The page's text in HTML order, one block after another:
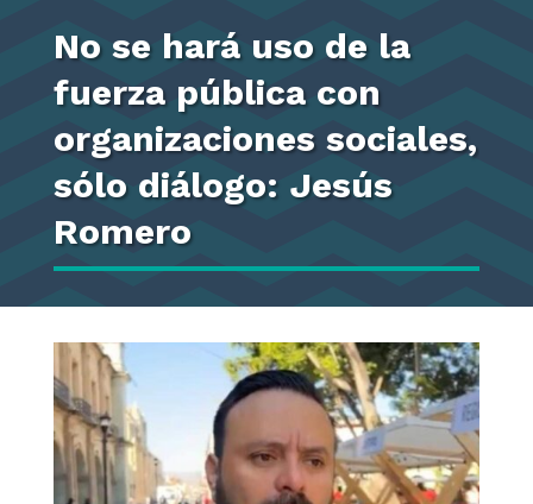
No se hará uso de la
fuerza pública con
organizaciones sociales,
sólo diálogo: Jesús
Romero